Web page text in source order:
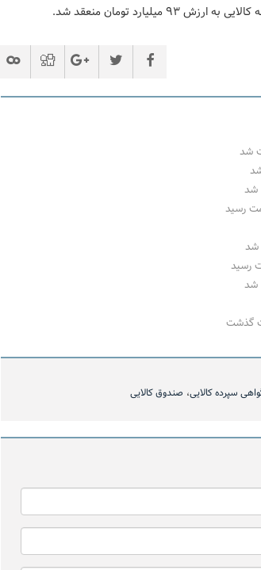
سپرده کالایی صندوق کالایی
احسان مرادی مدیرعامل شرکت تامین سرمایه لوتوس